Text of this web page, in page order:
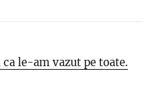
le-am vazut pe toate.